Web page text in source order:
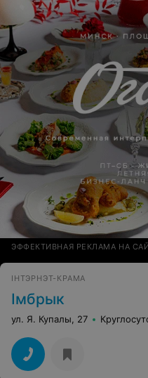
ЭФФЕКТИВНАЯ РЕКЛАМА НА
IНТЭРНЭТ-КРАМА
Iмбрык
ул. Я. Купалы, 27